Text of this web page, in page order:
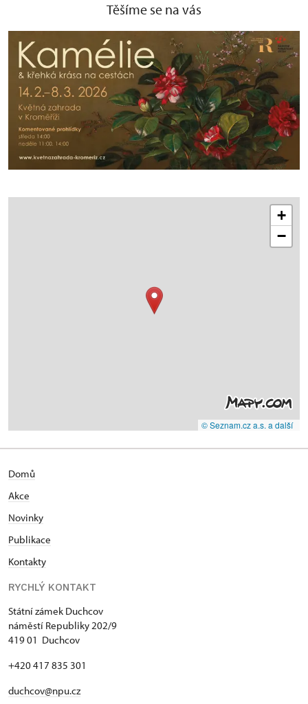
Těšíme se na vás
+
−
© Seznam.cz a.s. a další
Domů
Akce
Novinky
Publikace
Kontakty
RYCHLÝ KONTAKT
Státní zámek Duchcov
náměstí Republiky 202/9
419 01 Duchcov
+420 417 835 301
duchcov@npu.cz